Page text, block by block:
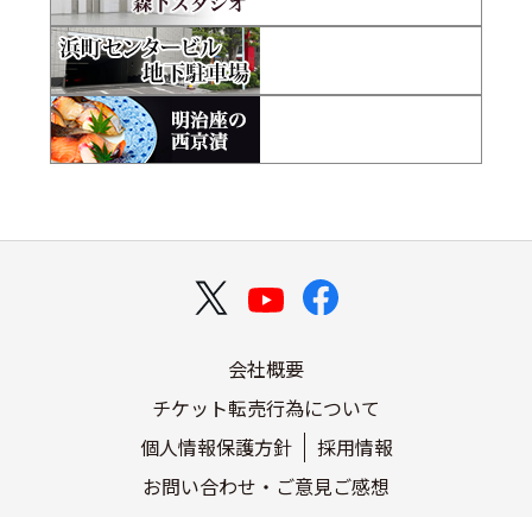
会社概要
チケット転売行為について
個人情報保護方針
採用情報
お問い合わせ・ご意見ご感想